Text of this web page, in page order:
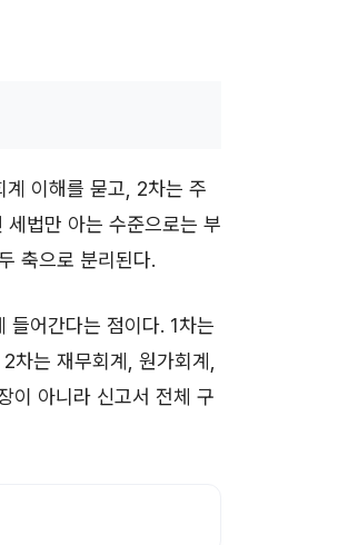
계 이해를 묻고, 2차는 주
법만 아는 수준으로는 부
축으로 분리된다.
들어간다는 점이다. 1차는
차는 재무회계, 원가회계,
이 아니라 신고서 전체 구